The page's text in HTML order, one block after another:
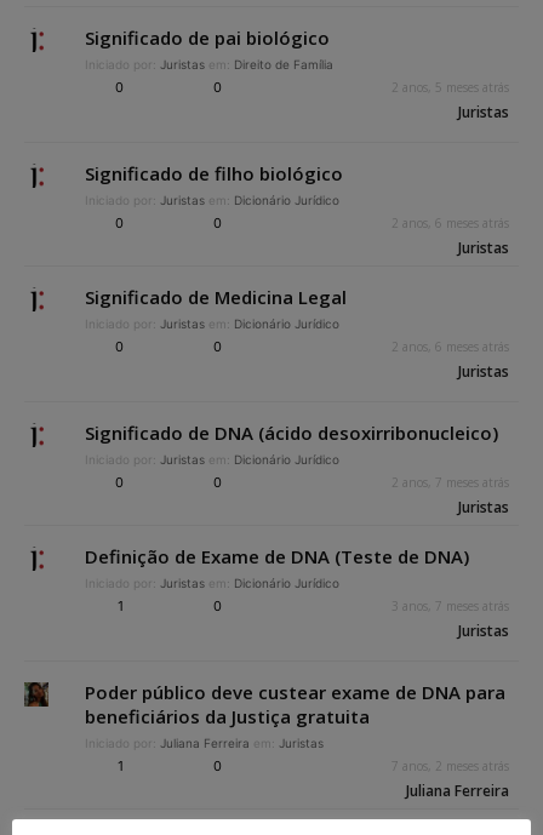
Significado de pai biológico
Iniciado por: Juristas em: Direito de Família
0 0 2 anos, 5 meses atrás
Juristas
Significado de filho biológico
Iniciado por: Juristas em: Dicionário Jurídico
0 0 2 anos, 6 meses atrás
Juristas
Significado de Medicina Legal
Iniciado por: Juristas em: Dicionário Jurídico
0 0 2 anos, 6 meses atrás
Juristas
Significado de DNA (ácido desoxirribonucleico)
Iniciado por: Juristas em: Dicionário Jurídico
0 0 2 anos, 7 meses atrás
Juristas
Definição de Exame de DNA (Teste de DNA)
Iniciado por: Juristas em: Dicionário Jurídico
1 0 3 anos, 7 meses atrás
Juristas
Poder público deve custear exame de DNA para
beneficiários da Justiça gratuita
Iniciado por: Juliana Ferreira em: Juristas
1 0 7 anos, 2 meses atrás
Juliana Ferreira